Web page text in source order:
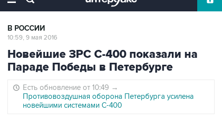
В РОССИИ
10:59, 9 мая 2016
Новейшие ЗРС С-400 показали на
Параде Победы в Петербурге
Есть обновление от 10:49 →
Противовоздушная оборона Петербурга усилена
новейшими системами С-400